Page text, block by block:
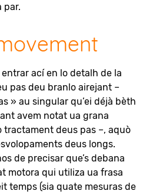
par.
entrar ací en lo detalh de la
pas deu branlo airejant –
» au singular qu’ei déjà bèth
avem notat ua grana
tractament deus pas –, aquò
deus longs.
de precisar que’s debana
motora qui utiliza ua frasa
temps (sia quate mesuras de